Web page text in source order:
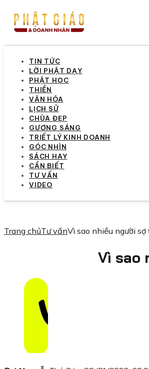
TIN TỨC
LỜI PHẬT DẠY
PHẬT HỌC
THIỀN
VĂN HÓA
LỊCH SỬ
CHÙA ĐẸP
GƯƠNG SÁNG
TRIẾT LÝ KINH DOANH
GÓC NHÌN
SÁCH HAY
CẦN BIẾT
TƯ VẤN
VIDEO
Trang chủTư vấnVì sao nhiều người sợ
Vì sao